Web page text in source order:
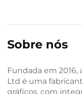
Sobre nós
Fundada em 2016,
Ltd é uma
gráficos, com